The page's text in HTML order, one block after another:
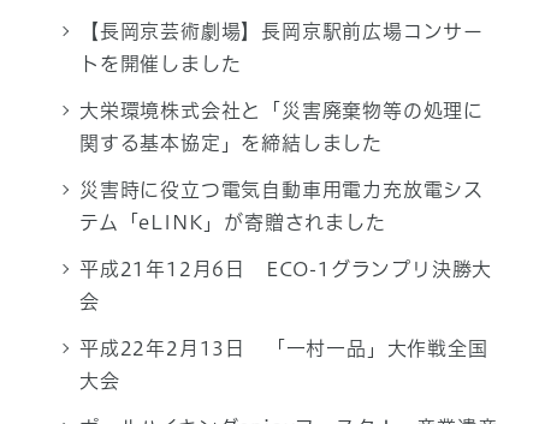
【長岡京芸術劇場】長岡京駅前広場コンサー
トを開催しました
大栄環境株式会社と「災害廃棄物等の処理に
関する基本協定」を締結しました
災害時に役立つ電気自動車用電力充放電シス
テム「eLINK」が寄贈されました
平成21年12月6日 ECO-1グランプリ決勝大
会
平成22年2月13日 「一村一品」大作戦全国
大会